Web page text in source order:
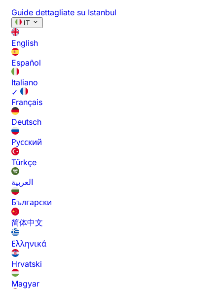
Guide dettagliate su Istanbul
IT
English
Español
Italiano
✓
Français
Deutsch
Русский
Türkçe
العربية
Български
简体中文
Ελληνικά
Hrvatski
Magyar